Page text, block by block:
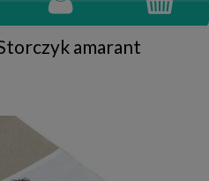
amarant